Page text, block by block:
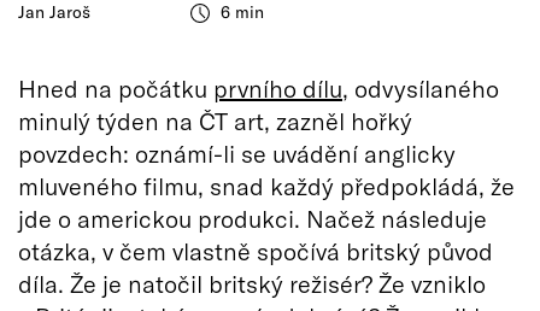
Jan Jaroš
6 min
Hned na počátku prvního dílu, odvysílaného
minulý týden na ČT art, zazněl hořký
povzdech: oznámí-li se uvádění anglicky
mluveného filmu, snad každý předpokládá, že
jde o americkou produkci. Načež následuje
otázka, v čem vlastně spočívá britský původ
díla. Že je natočil britský režisér? Že vzniklo